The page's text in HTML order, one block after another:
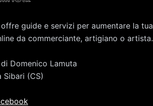
guide e servizi per aumentare la tua
da commerciante, artigiano o artista.
Domenico Lamuta
Sibari (CS)